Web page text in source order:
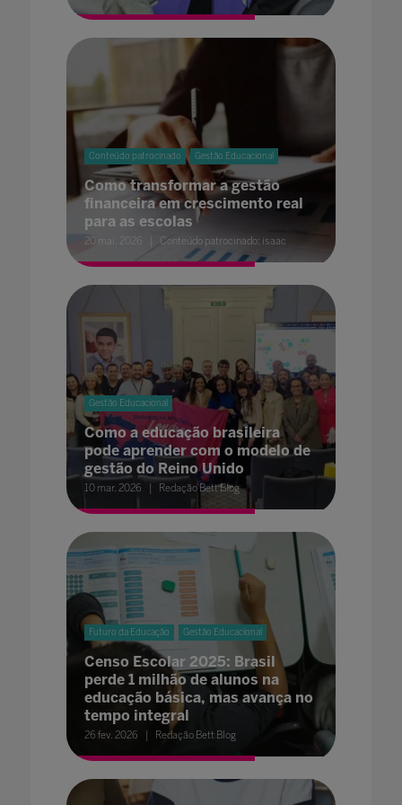
Conteúdo patrocinado Gestão Educacional
Como transformar a gestão
financeira em crescimento real
para as escolas
20 mai. 2026 Conteúdo patrocinado: isaac
Gestão Educacional
Como a educação brasileira
pode aprender com o modelo de
gestão do Reino Unido
10 mar. 2026 Redação Bett Blog
Futuro da Educação Gestão Educacional
Censo Escolar 2025: Brasil
perde 1 milhão de alunos na
educação básica, mas avança no
tempo integral
26 fev. 2026 Redação Bett Blog